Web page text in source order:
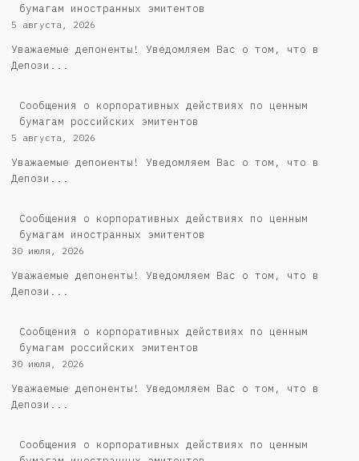
бумагам иностранных эмитентов
5 августа, 2026
Уважаемые депоненты! Уведомляем Вас о том, что в
Депози...
Cообщения о корпоративных действиях по ценным
бумагам российских эмитентов
5 августа, 2026
Уважаемые депоненты! Уведомляем Вас о том, что в
Депози...
Сообщения о корпоративных действиях по ценным
бумагам иностранных эмитентов
30 июля, 2026
Уважаемые депоненты! Уведомляем Вас о том, что в
Депози...
Cообщения о корпоративных действиях по ценным
бумагам российских эмитентов
30 июля, 2026
Уважаемые депоненты! Уведомляем Вас о том, что в
Депози...
Сообщения о корпоративных действиях по ценным